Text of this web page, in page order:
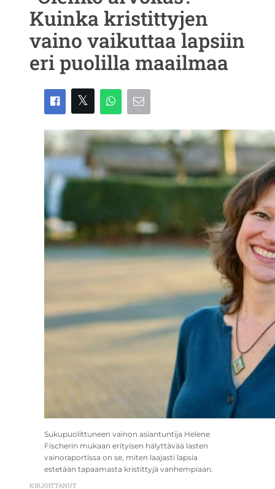
Kuinka kristittyjen
vaino vaikuttaa lapsiin
eri puolilla maailmaa
Sukupuolittuneen vainon asiantuntija Helene
Fischerin mukaan erityisen hälyttävää lasten
vainoraportissa on se, miten laajasti lapsia
estetään tapaamasta kristittyjä vanhempiaan.
KIRJOITTANUT